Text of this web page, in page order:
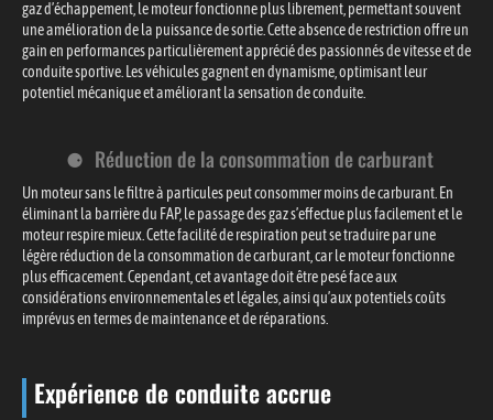
gaz d’échappement, le moteur fonctionne plus librement, permettant souvent
une amélioration de la puissance de sortie. Cette absence de restriction offre un
gain en performances particulièrement apprécié des passionnés de vitesse et de
conduite sportive. Les véhicules gagnent en dynamisme, optimisant leur
potentiel mécanique et améliorant la sensation de conduite.
Réduction de la consommation de carburant
Un moteur sans le filtre à particules peut consommer moins de carburant. En
éliminant la barrière du FAP, le passage des gaz s’effectue plus facilement et le
moteur respire mieux. Cette facilité de respiration peut se traduire par une
légère réduction de la consommation de carburant, car le moteur fonctionne
plus efficacement. Cependant, cet avantage doit être pesé face aux
considérations environnementales et légales, ainsi qu’aux potentiels coûts
imprévus en termes de maintenance et de réparations.
Expérience de conduite accrue